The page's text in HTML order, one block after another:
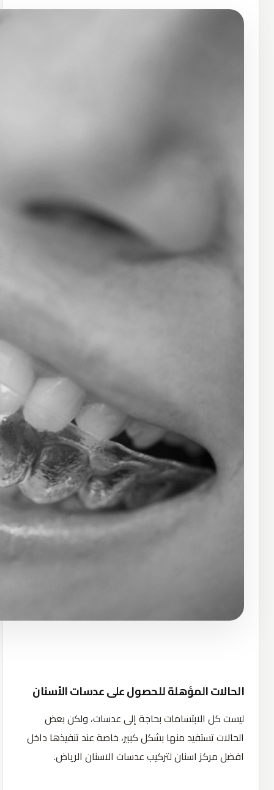
الحالات المؤهلة للحصول على عدسات الأسنان
ليست كل الابتسامات بحاجة إلى عدسات، ولكن بعض
الحالات تستفيد منها بشكل كبير، خاصة عند تنفيذها داخل
افضل مركز اسنان لتركيب عدسات الاسنان الرياض.